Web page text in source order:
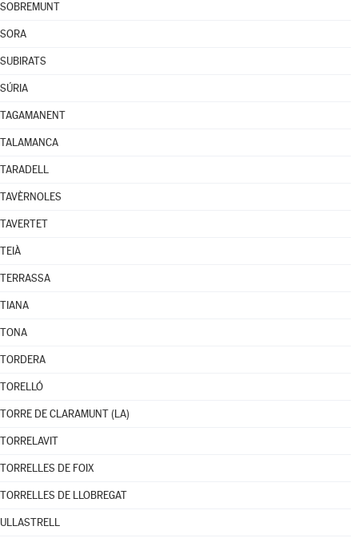
SOBREMUNT
SORA
SUBIRATS
SÚRIA
TAGAMANENT
TALAMANCA
TARADELL
TAVÈRNOLES
TAVERTET
TEIÀ
TERRASSA
TIANA
TONA
TORDERA
TORELLÓ
TORRE DE CLARAMUNT (LA)
TORRELAVIT
TORRELLES DE FOIX
TORRELLES DE LLOBREGAT
ULLASTRELL